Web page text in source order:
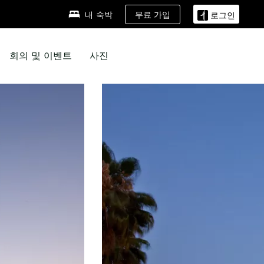
내 숙박 무료 가입 로그인
회의 및 이벤트 사진